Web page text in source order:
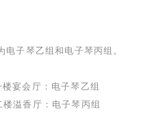
子琴乙组和电子琴丙组。
宴会厅：电子琴乙组
楼溢香厅：电子琴丙组